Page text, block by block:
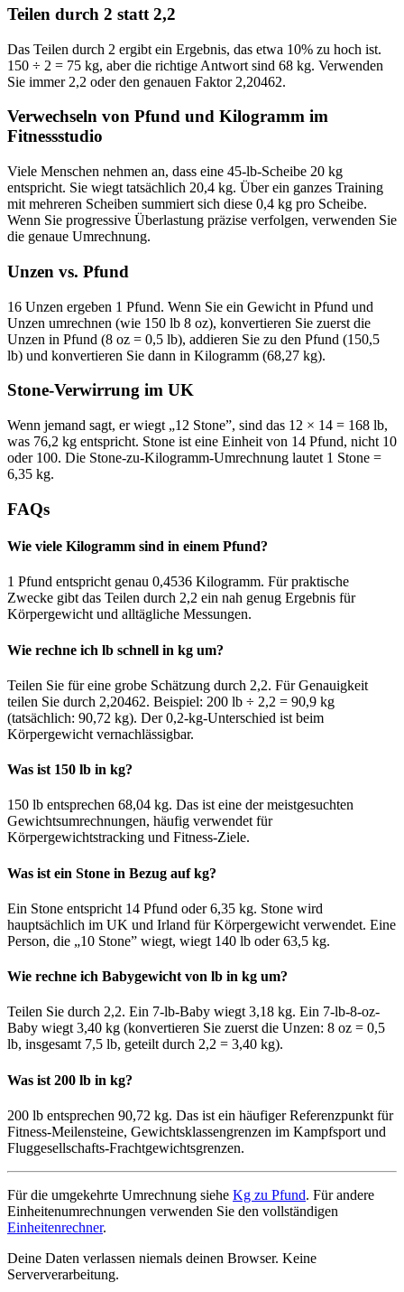
Teilen durch 2 statt 2,2
Das Teilen durch 2 ergibt ein Ergebnis, das etwa 10% zu hoch ist.
150 ÷ 2 = 75 kg, aber die richtige Antwort sind 68 kg. Verwenden
Sie immer 2,2 oder den genauen Faktor 2,20462.
Verwechseln von Pfund und Kilogramm im
Fitnessstudio
Viele Menschen nehmen an, dass eine 45-lb-Scheibe 20 kg
entspricht. Sie wiegt tatsächlich 20,4 kg. Über ein ganzes Training
mit mehreren Scheiben summiert sich diese 0,4 kg pro Scheibe.
Wenn Sie progressive Überlastung präzise verfolgen, verwenden Sie
die genaue Umrechnung.
Unzen vs. Pfund
16 Unzen ergeben 1 Pfund. Wenn Sie ein Gewicht in Pfund und
Unzen umrechnen (wie 150 lb 8 oz), konvertieren Sie zuerst die
Unzen in Pfund (8 oz = 0,5 lb), addieren Sie zu den Pfund (150,5
lb) und konvertieren Sie dann in Kilogramm (68,27 kg).
Stone-Verwirrung im UK
Wenn jemand sagt, er wiegt „12 Stone”, sind das 12 × 14 = 168 lb,
was 76,2 kg entspricht. Stone ist eine Einheit von 14 Pfund, nicht 10
oder 100. Die Stone-zu-Kilogramm-Umrechnung lautet 1 Stone =
6,35 kg.
FAQs
Wie viele Kilogramm sind in einem Pfund?
1 Pfund entspricht genau 0,4536 Kilogramm. Für praktische
Zwecke gibt das Teilen durch 2,2 ein nah genug Ergebnis für
Körpergewicht und alltägliche Messungen.
Wie rechne ich lb schnell in kg um?
Teilen Sie für eine grobe Schätzung durch 2,2. Für Genauigkeit
teilen Sie durch 2,20462. Beispiel: 200 lb ÷ 2,2 = 90,9 kg
(tatsächlich: 90,72 kg). Der 0,2-kg-Unterschied ist beim
Körpergewicht vernachlässigbar.
Was ist 150 lb in kg?
150 lb entsprechen 68,04 kg. Das ist eine der meistgesuchten
Gewichtsumrechnungen, häufig verwendet für
Körpergewichtstracking und Fitness-Ziele.
Was ist ein Stone in Bezug auf kg?
Ein Stone entspricht 14 Pfund oder 6,35 kg. Stone wird
hauptsächlich im UK und Irland für Körpergewicht verwendet. Eine
Person, die „10 Stone” wiegt, wiegt 140 lb oder 63,5 kg.
Wie rechne ich Babygewicht von lb in kg um?
Teilen Sie durch 2,2. Ein 7-lb-Baby wiegt 3,18 kg. Ein 7-lb-8-oz-
Baby wiegt 3,40 kg (konvertieren Sie zuerst die Unzen: 8 oz = 0,5
lb, insgesamt 7,5 lb, geteilt durch 2,2 = 3,40 kg).
Was ist 200 lb in kg?
200 lb entsprechen 90,72 kg. Das ist ein häufiger Referenzpunkt für
Fitness-Meilensteine, Gewichtsklassengrenzen im Kampfsport und
Fluggesellschafts-Frachtgewichtsgrenzen.
Für die umgekehrte Umrechnung siehe Kg zu Pfund. Für andere
Einheitenumrechnungen verwenden Sie den vollständigen
Einheitenrechner.
Deine Daten verlassen niemals deinen Browser. Keine
Serververarbeitung.